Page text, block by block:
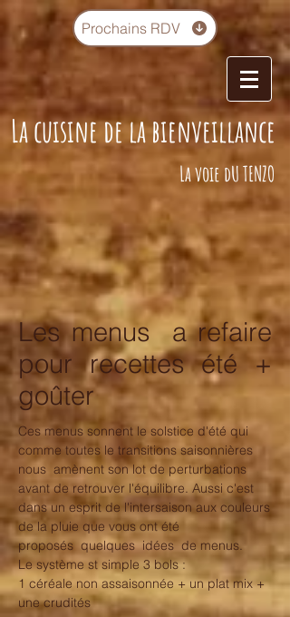
Prochains RDV
La cuisine de la bienveillance
La voie dU TENZO
Les menus a refaire
pour recettes été +
goûter
Ces menus sonnent le solstice d'été qui
comme toutes le transitions saisonnières
nous amènent son lot de perturbations
avant de retrouver l'équilibre. Aussi c'est
dans un esprit de l'intersaison aux couleurs
de la pluie que vous ont été
proposés quelques idées de menus.
Le système st simple 3 bols :
1 céréale non assaisonnée + un plat mix +
une crudités